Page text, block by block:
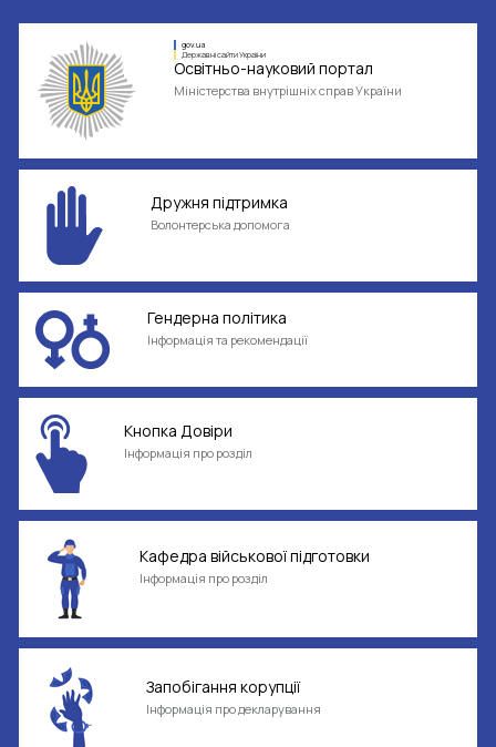
gov.ua
Державні сайти України
Освітньо-науковий портал
Міністерства внутрішніх справ України
Дружня підтримка
Волонтерська допомога
Гендерна політика
Інформація та рекомендації
Кнопка Довіри
Інформація про розділ
Кафедра військової підготовки
Інформація про розділ
Запобігання корупції
Інформація про декларування